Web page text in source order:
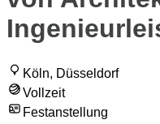
Köln, Düsseldorf
Vollzeit
Festanstellung